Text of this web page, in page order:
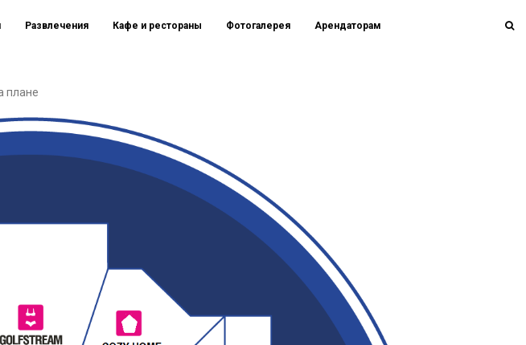
Развлечения Кафе и рестораны Фотогалерея Арендаторам
плане